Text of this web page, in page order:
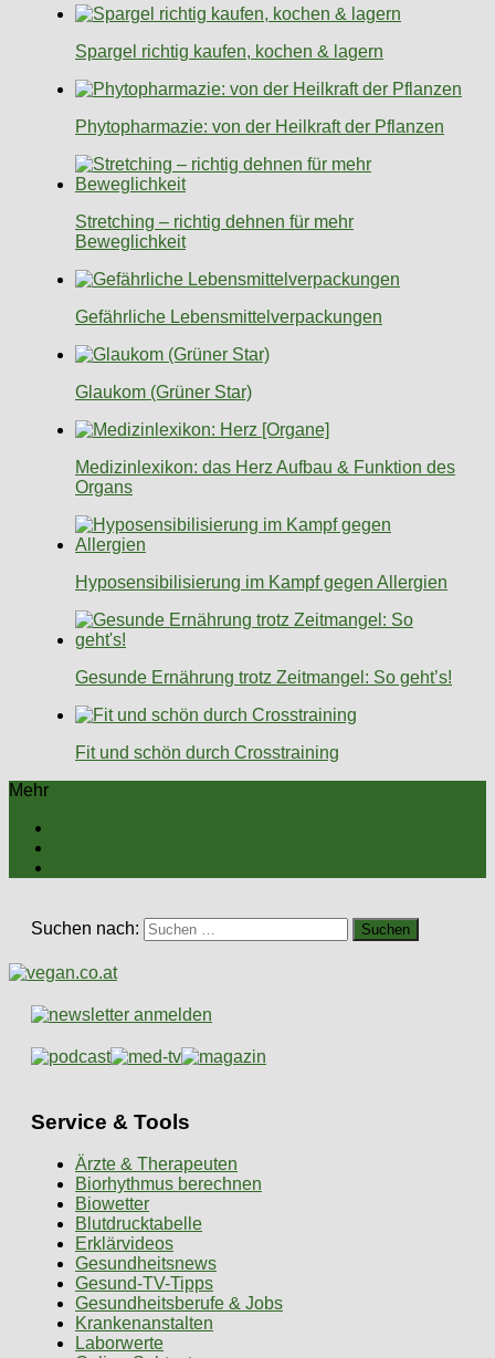
Spargel richtig kaufen, kochen & lagern
Phytopharmazie: von der Heilkraft der Pflanzen
Stretching – richtig dehnen für mehr
Beweglichkeit
Gefährliche Lebensmittelverpackungen
Glaukom (Grüner Star)
Medizinlexikon: das Herz Aufbau & Funktion des
Organs
Hyposensibilisierung im Kampf gegen Allergien
Gesunde Ernährung trotz Zeitmangel: So geht’s!
Fit und schön durch Crosstraining
Mehr
Suchen nach:
Service & Tools
Ärzte & Therapeuten
Biorhythmus berechnen
Biowetter
Blutdrucktabelle
Erklärvideos
Gesundheitsnews
Gesund-TV-Tipps
Gesundheitsberufe & Jobs
Krankenanstalten
Laborwerte